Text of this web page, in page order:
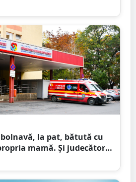
la pat, bătută cu
mamă. Și judecătorii